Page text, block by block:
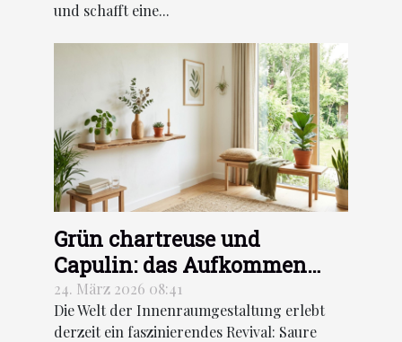
und schafft eine...
Grün chartreuse und
Capulin: das Aufkommen
saurer Grüntöne in der
Dekoration
24. März 2026 08:41
Die Welt der Innenraumgestaltung erlebt
derzeit ein faszinierendes Revival: Saure